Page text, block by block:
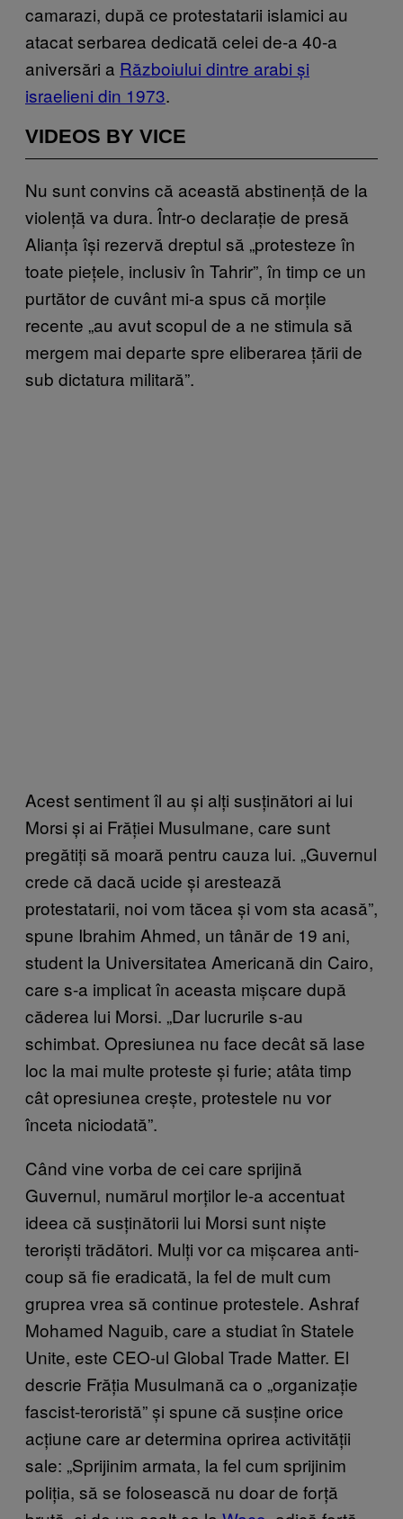
camarazi, după ce protestatarii islamici au
atacat serbarea dedicată celei de-a 40-a
aniversări a Războiului dintre arabi și
israelieni din 1973.
VIDEOS BY VICE
Nu sunt convins că această abstinență de la
violență va dura. Într-o declarație de presă
Alianța își rezervă dreptul să „protesteze în
toate piețele, inclusiv în Tahrir”, în timp ce un
purtător de cuvânt mi-a spus că morțile
recente „au avut scopul de a ne stimula să
mergem mai departe spre eliberarea țării de
sub dictatura militară”.
Acest sentiment îl au și alți susținători ai lui
Morsi și ai Frăției Musulmane, care sunt
pregătiți să moară pentru cauza lui. „Guvernul
crede că dacă ucide și arestează
protestatarii, noi vom tăcea și vom sta acasă”,
spune Ibrahim Ahmed, un tânăr de 19 ani,
student la Universitatea Americană din Cairo,
care s-a implicat în aceasta mișcare după
căderea lui Morsi. „Dar lucrurile s-au
schimbat. Opresiunea nu face decât să lase
loc la mai multe proteste și furie; atâta timp
cât opresiunea crește, protestele nu vor
înceta niciodată”.
Când vine vorba de cei care sprijină
Guvernul, numărul morților le-a accentuat
ideea că susținătorii lui Morsi sunt niște
teroriști trădători. Mulți vor ca mișcarea anti-
coup să fie eradicată, la fel de mult cum
gruprea vrea să continue protestele. Ashraf
Mohamed Naguib, care a studiat în Statele
Unite, este CEO-ul Global Trade Matter. El
descrie Frăția Musulmană ca o „organizație
fascist-teroristă” și spune că susține orice
acțiune care ar determina oprirea activității
sale: „Sprijinim armata, la fel cum sprijinim
poliția, să se folosească nu doar de forță